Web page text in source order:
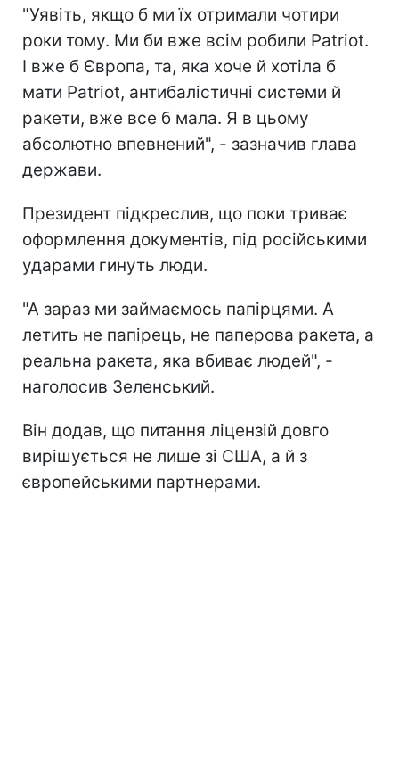
"Уявіть, якщо б ми їх отримали чотири
роки тому. Ми би вже всім робили Patriot.
І вже б Європа, та, яка хоче й хотіла б
мати Patriot, антибалістичні системи й
ракети, вже все б мала. Я в цьому
абсолютно впевнений", - зазначив глава
держави.
Президент підкреслив, що поки триває
оформлення документів, під російськими
ударами гинуть люди.
"А зараз ми займаємось папірцями. А
летить не папірець, не паперова ракета, а
реальна ракета, яка вбиває людей", -
наголосив Зеленський.
Він додав, що питання ліцензій довго
вирішується не лише зі США, а й з
європейськими партнерами.